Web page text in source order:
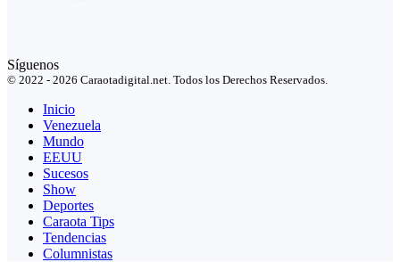
Síguenos
© 2022 - 2026 Caraotadigital.net. Todos los Derechos Reservados.
Inicio
Venezuela
Mundo
EEUU
Sucesos
Show
Deportes
Caraota Tips
Tendencias
Columnistas